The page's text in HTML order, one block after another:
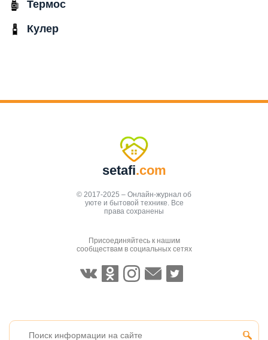
Термос
Кулер
setafi.com
© 2017-2025 – Онлайн-журнал об
уюте и бытовой технике. Все
права сохранены
Присоединяйтесь к нашим
сообществам в социальных сетях